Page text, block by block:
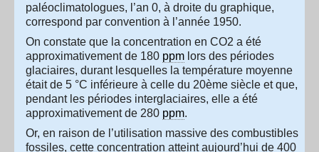
paléoclimatologues, l’an 0, à droite du graphique,
correspond par convention à l’année 1950.
On constate que la concentration en CO2 a été
approximativement de 180 ppm lors des périodes
glaciaires, durant lesquelles la température moyenne
était de 5 °C inférieure à celle du 20ème siècle et que,
pendant les périodes interglaciaires, elle a été
approximativement de 280 ppm.
Or, en raison de l’utilisation massive des combustibles
fossiles, cette concentration atteint aujourd’hui de 400